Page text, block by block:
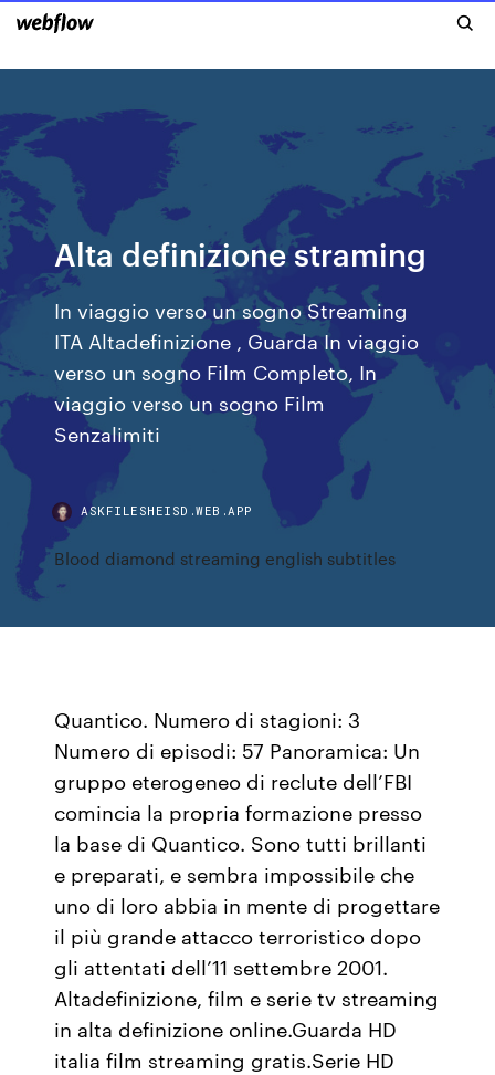
Alta definizione straming
In viaggio verso un sogno Streaming
ITA Altadefinizione , Guarda In viaggio
verso un sogno Film Completo, In
viaggio verso un sogno Film
Senzalimiti
ASKFILESHEISD.WEB.APP
Blood diamond streaming english subtitles
Quantico. Numero di stagioni: 3
Numero di episodi: 57 Panoramica: Un
gruppo eterogeneo di reclute dell’FBI
comincia la propria formazione presso
la base di Quantico. Sono tutti brillanti
e preparati, e sembra impossibile che
uno di loro abbia in mente di progettare
il più grande attacco terroristico dopo
gli attentati dell’11 settembre 2001.
Altadefinizione, film e serie tv streaming
in alta definizione online.Guarda HD
italia film streaming gratis.Serie HD